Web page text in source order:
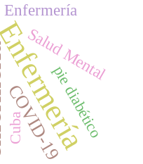
COVID-19
Enfermería
Salud Mental
pie diabético
Cuba